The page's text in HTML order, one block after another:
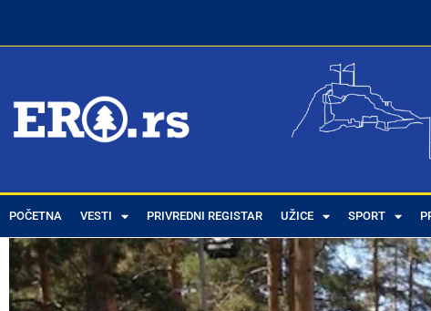
POČETNA VESTI PRIVREDNI REGISTAR UŽICE SPORT